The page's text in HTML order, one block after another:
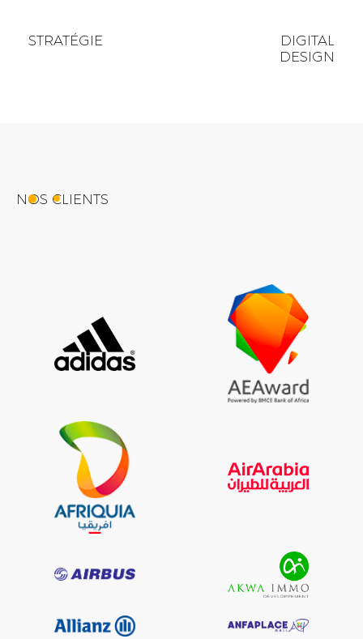
STRATÉGIE
DIGITAL
DESIGN
NOS CLIENTS